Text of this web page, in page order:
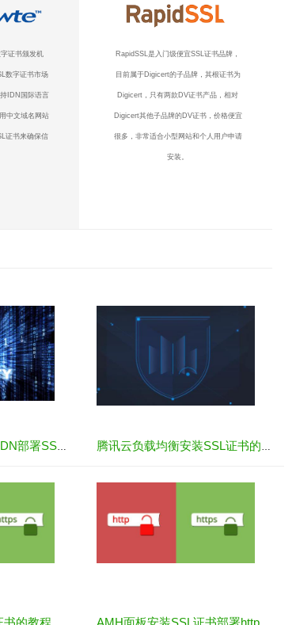
证书颁发机
数字证书市场
IDN国际语言
中文域名网站
证书来确保信
RapidSSL是入门级便宜SSL证书品牌，
目前属于Digicert的子品牌，其根证书为
Digicert，只有两款DV证书产品，相对
Digicert其他子品牌的DV证书，价格便宜
很多，非常适合小型网站和个人用户申请
安装。
书的教程